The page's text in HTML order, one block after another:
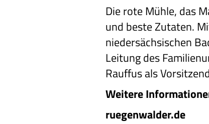
Die rote Mühle, das
und beste Zutaten.
niedersächsischen
Leitung des
Rauffus als
Weitere
ruegenwalder.de